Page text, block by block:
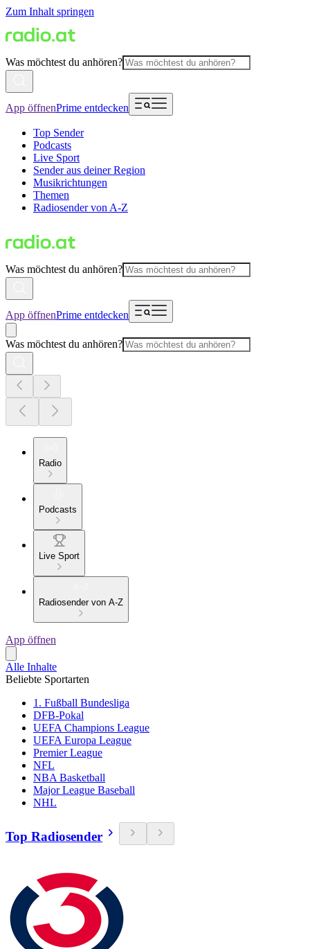
Zum Inhalt springen
Was möchtest du anhören?
App öffnenPrime entdecken
Top Sender
Podcasts
Live Sport
Sender aus deiner Region
Musikrichtungen
Themen
Radiosender von A-Z
Was möchtest du anhören?
App öffnenPrime entdecken
Was möchtest du anhören?
Radio
Podcasts
Live Sport
Radiosender von A-Z
App öffnen
Alle Inhalte
Beliebte Sportarten
1. Fußball Bundesliga
DFB-Pokal
UEFA Champions League
UEFA Europa League
Premier League
NFL
NBA Basketball
Major League Baseball
NHL
Top Radiosender